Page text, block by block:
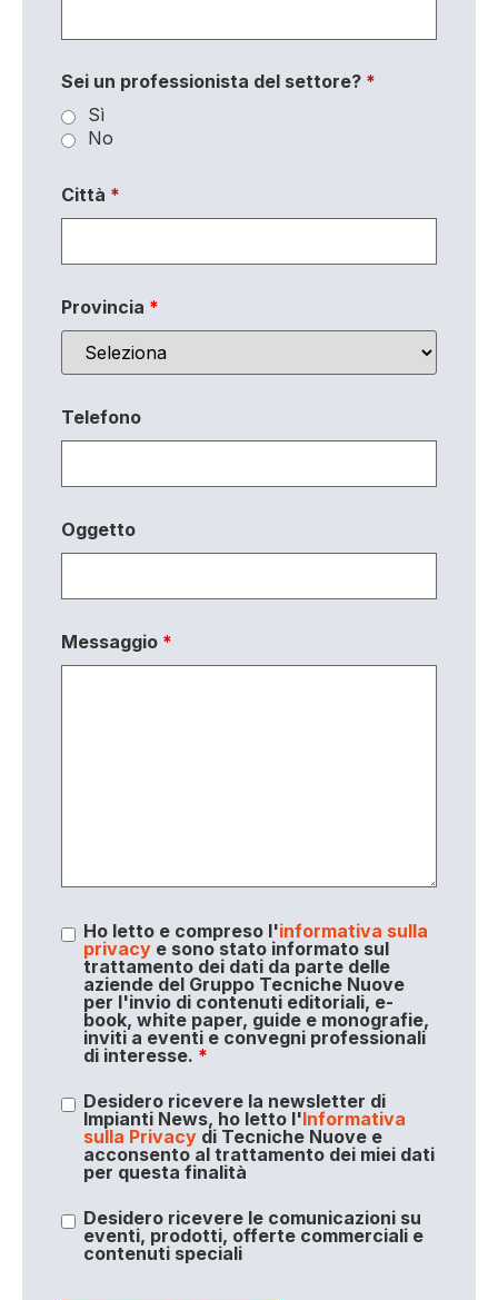
Sei un professionista del settore? *
Sì
No
Città *
Provincia *
Telefono
Oggetto
Messaggio *
Ho letto e compreso l'informativa sulla
privacye sono stato informato sul
trattamento dei dati da parte delle
aziende del Gruppo Tecniche Nuove
per l'invio di contenuti editoriali, e-
book, white paper, guide e monografie,
inviti a eventi e convegni professionali
di interesse. *
Desidero ricevere la newsletter di
Impianti News, ho letto l'Informativa
sulla Privacydi Tecniche Nuove e
acconsento al trattamento dei miei dati
per questa finalità
Desidero ricevere le comunicazioni su
eventi, prodotti, offerte commerciali e
contenuti speciali